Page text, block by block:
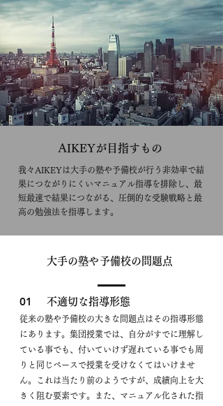
​AIKEYが目指すもの
​我々AIKEYは大手の塾や予備校が行う非効率で結
果につながりにくいマニュアル指導を排除し、最
短最速で結果につながる、 圧倒的な受験戦略と最
高の勉強法を指導します。
​大手の塾や予備校の問題点
01 ​不適切な指導形態
従来の塾や予備校の大きな問題点はその指導形態
にあります。集団授業では、自分がすでに理解し
ている事でも、付いていけず遅れている事でも周
りと同じペースで授業を受けなくてはいけませ
ん。これは当たり前のようですが、成績向上を大
きく阻む要素です。また、マニュアル化された指